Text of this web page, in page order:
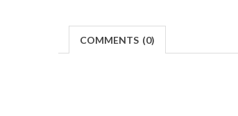
COMMENTS (0)